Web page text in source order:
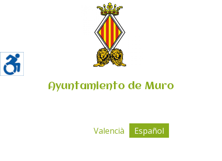
Ayuntamiento de Muro
Valencià Español